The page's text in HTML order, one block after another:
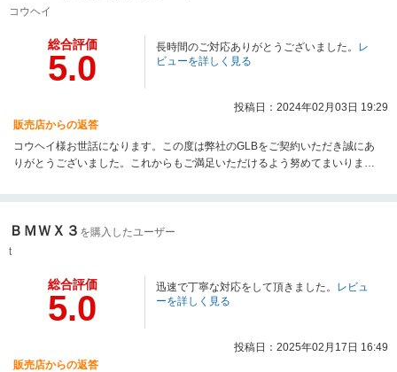
コウヘイ
総合評価
5.0
長時間のご対応ありがとうございました。 レ
ビューを詳しく見る
投稿日：2024年02月03日 19:29
販売店からの返答
コウヘイ様お世話になります。この度は弊社のGLBをご契約いただき誠にあ
りがとうございました。これからもご満足いただけるよう努めてまいります
ＢＭＷＸ３ を購入したユーザー
t
総合評価
5.0
迅速で丁寧な対応をして頂きました。 レビュ
ーを詳しく見る
投稿日：2025年02月17日 16:49
販売店からの返答